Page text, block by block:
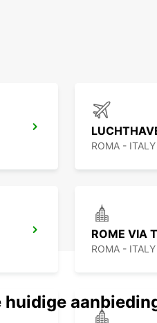
Korte,
Kies voor Europcar
flexibiliteit die onze
ROMA - ITALY
ROME VIA
ROMA - ITALY